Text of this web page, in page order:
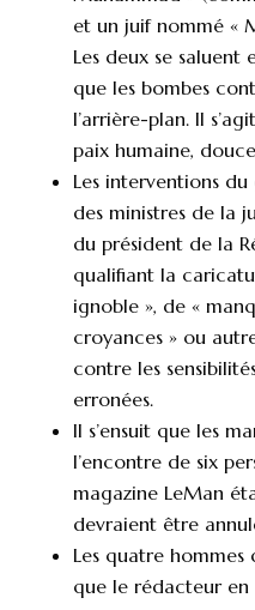
et un juif nommé «
Les deux se
que les bombes
l’arrière-plan. Il
paix humaine,
Les interventions du
des ministres de la
du président de la
qualifiant la
ignoble », de «
croyances » ou
contre les
erronées.
Il s’ensuit que les
l’encontre de six
magazine LeMan
devraient être
Les quatre hommes
que le rédacteur